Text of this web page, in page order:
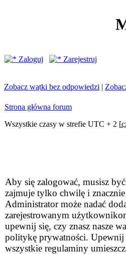
Zaloguj
Zarejestruj
Zobacz wątki bez odpowiedzi |
Strona główna forum
Wszystkie czasy w strefie UTC + 2 [
Aby się zalogować, musisz
zajmuje tylko chwilę i
Administrator może nadać
zarejestrowanym
upewnij się, czy znasz nasze
politykę prywatności. Upewnij
wszystkie regulaminy